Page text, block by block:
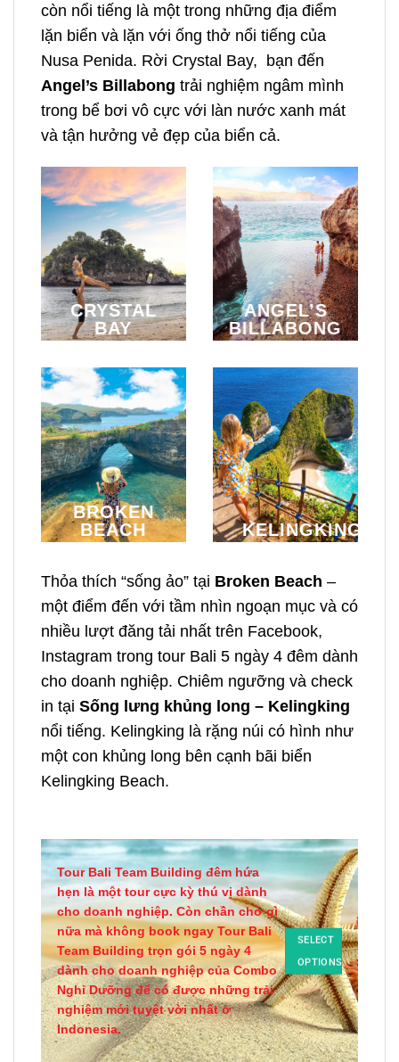
còn nổi tiếng là một trong những địa điểm
lặn biển và lặn với ống thở nổi tiếng của
Nusa Penida. Rời Crystal Bay, bạn đến
Angel’s Billabong trải nghiệm ngâm mình
trong bể bơi vô cực với làn nước xanh mát
và tận hưởng vẻ đẹp của biển cả.
CRYSTAL
BAY
ANGEL’S
BILLABONG
BROKEN
BEACH
KELINGKING
Thỏa thích “sống ảo” tại Broken Beach –
một điểm đến với tầm nhìn ngoạn mục và có
nhiều lượt đăng tải nhất trên Facebook,
Instagram trong tour Bali 5 ngày 4 đêm dành
cho doanh nghiệp. Chiêm ngưỡng và check
in tại Sống lưng khủng long – Kelingking
nổi tiếng. Kelingking là rặng núi có hình như
một con khủng long bên cạnh bãi biển
Kelingking Beach.
Tour Bali Team Building đêm hứa
hẹn là một tour cực kỳ thú vị dành
cho doanh nghiệp. Còn chần chờ gì
nữa mà không book ngay Tour Bali
Team Building trọn gói 5 ngày 4
dành cho doanh nghiệp của Combo
Nghỉ Dưỡng để có được những trải
nghiệm mới tuyệt vời nhất ở
Indonesia.
SELECT
OPTIONS